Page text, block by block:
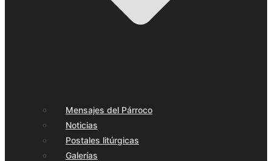
Mensajes del Párroco
Noticias
Postales litúrgicas
Galerías